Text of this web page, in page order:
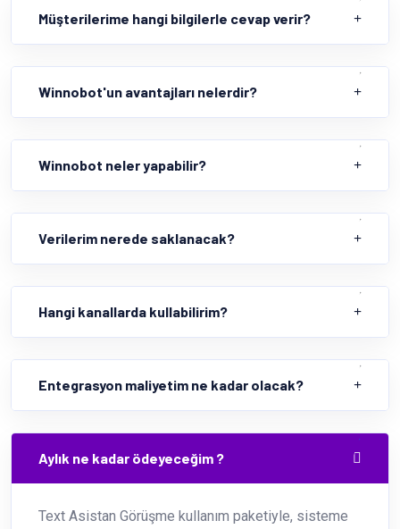
Müşterilerime hangi bilgilerle cevap verir?
Winnobot'un avantajları nelerdir?
Winnobot neler yapabilir?
Verilerim nerede saklanacak?
Hangi kanallarda kullabilirim?
Entegrasyon maliyetim ne kadar olacak?
Aylık ne kadar ödeyeceğim ?
Text Asistan Görüşme kullanım paketiyle, sisteme